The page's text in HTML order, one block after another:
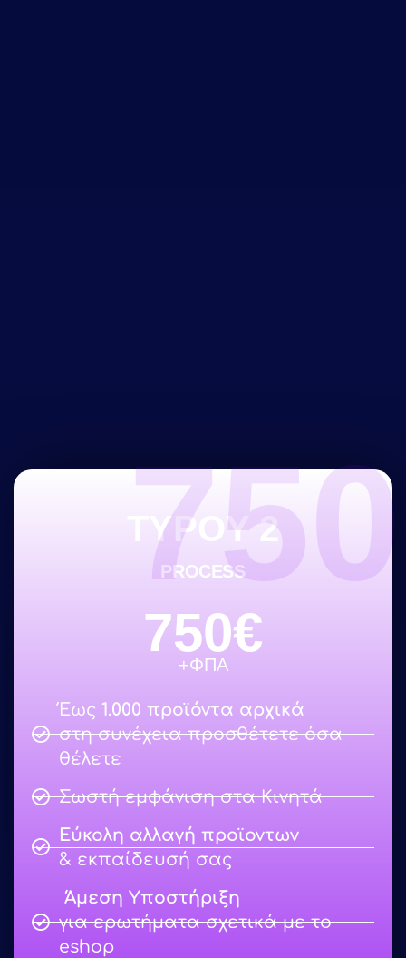
TYPOY 2
PROCESS
750
750€
+ΦΠΑ
Έως 1.000 προϊόντα αρχικά
στη συνέχεια προσθέτετε όσα
θέλετε
Σωστή εμφάνιση στα Κινητά
Εύκολη αλλαγή προϊοντων
& εκπαίδευσή σας
Άμεση Υποστήριξη
για ερωτήματα σχετικά με το
eshop